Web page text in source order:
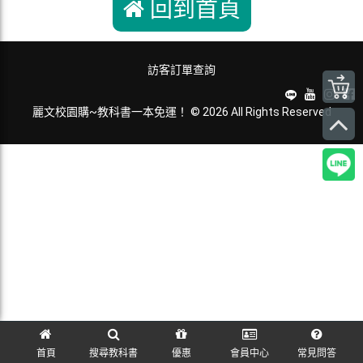
回到首頁
首頁 搜尋教科書 優惠 會員中心 常見問答
訪客訂單查詢
麗文校園購~教科書一本免運！ © 2026 All Rights Reserved